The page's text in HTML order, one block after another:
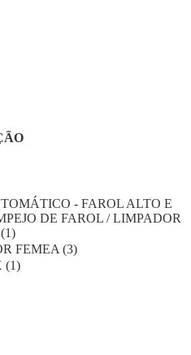
- FAROL ALTO E
DE FAROL / LIMPADOR
FEMEA (3)
(1)